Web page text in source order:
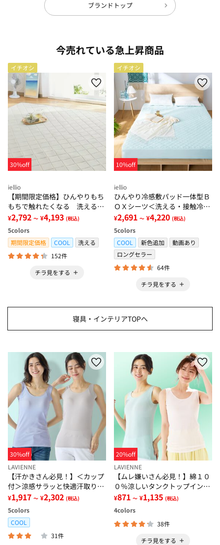
ブランドトップ
今売れている急上昇商品
イチオシ
30%off
iellio
【期間限定価格】ひんやりもち
もちで触れたくなる 洗えるラ
グ＜低反発・滑りにくい・接触
冷感・防ダニ・カーペット＞
¥2,792 ～ ¥4,193 (税込)
5colors
期間限定価格
COOL
洗える
152件
チラ見をする
イチオシ
10%off
iellio
ひんやり冷感敷パッド一体型Ｂ
ＯＸシーツ＜洗える・接触冷
感・抗菌防臭・時短・家事楽・
ボックスシーツ・寝苦しさ対策
＞
¥2,691 ～ ¥4,220 (税込)
5colors
COOL
新色追加
動画あり
ロングセラー
64件
チラ見をする
寝具・インテリアTOPへ
30%off
LAVIENNE
【汗かきさん必見！】＜カップ
付＞涼感サラッと快適汗取りタ
ンクトップインナー＜さらりラ
ボ＞
¥1,917 ～ ¥2,302 (税込)
5colors
COOL
31件
20%off
LAVIENNE
【ムレ嫌いさん必見！】綿１０
０％涼しいタンクトップインナ
ー＜さらりラボ＞
¥871 ～ ¥1,135 (税込)
4colors
38件
チラ見をする